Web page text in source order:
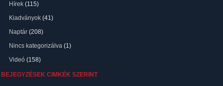
Hírek (115)
Kiadványok (41)
Naptár (208)
Nincs kategorizálva (1)
Videó (158)
BEJEGYZÉSEK CIMKÉK SZERINT